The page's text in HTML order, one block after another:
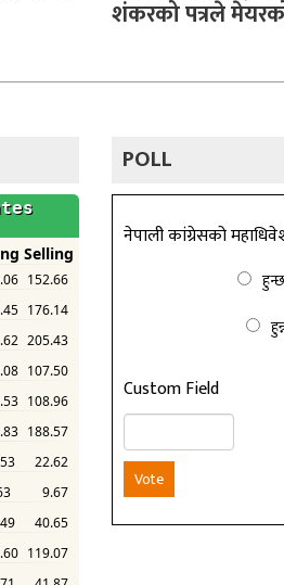
शंकरको पत्रले
POLL
नेपाली कांग्रेसको
हुन्छ
Custom Field
Vote